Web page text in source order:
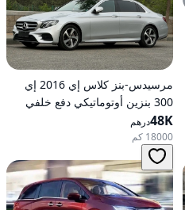
مرسيدس-بنز كلاس إي 2016 إي
300 بنزين أوتوماتيكي دفع خلفي
48Kدرهم
18000 كم